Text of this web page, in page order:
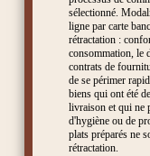
sélectionné.
ligne par carte
rétractation :
consommation, le
contrats de
de se périmer
biens qui ont été
livraison et qui ne
d'hygiène ou de
plats préparés ne
rétractation.